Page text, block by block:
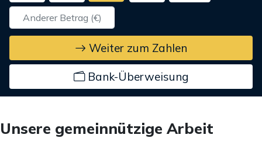
Weiter zum Zahlen
Bank-Überweisung
Unsere gemeinnützige Arbeit